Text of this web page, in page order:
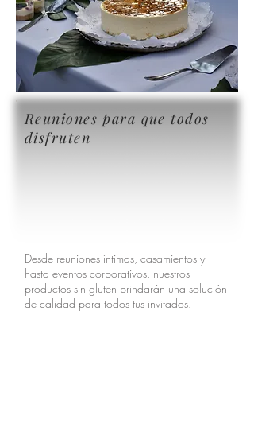
Reuniones para que todos
disfruten
Desde reuniones íntimas, casamientos y
hasta eventos corporativos, nuestros
productos sin gluten brindarán una solución
de calidad para todos tus invitados.